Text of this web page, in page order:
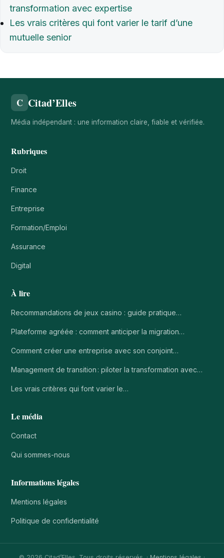
transformation avec expertise
Les vrais critères qui font varier le tarif d’une
mutuelle senior
C Citad’Elles
Média indépendant : une information claire, fiable et vérifiée.
Rubriques
Droit
Finance
Entreprise
Formation/Emploi
Assurance
Digital
À lire
Recommandations de jeux casino : guide pratique…
Plateforme agréée : comment anticiper la migration…
Comment créer une entreprise avec son conjoint…
Management de transition : piloter la transformation avec…
Les vrais critères qui font varier le…
Le média
Contact
Qui sommes-nous
Informations légales
Mentions légales
Politique de confidentialité